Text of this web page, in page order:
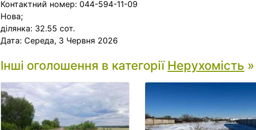
Контактний номер: 044-594-11-09
Нова;
ділянка: 32.55 сот.
Дата: Середа, 3 Червня 2026
Інші оголошення в категорії Нерухомість »